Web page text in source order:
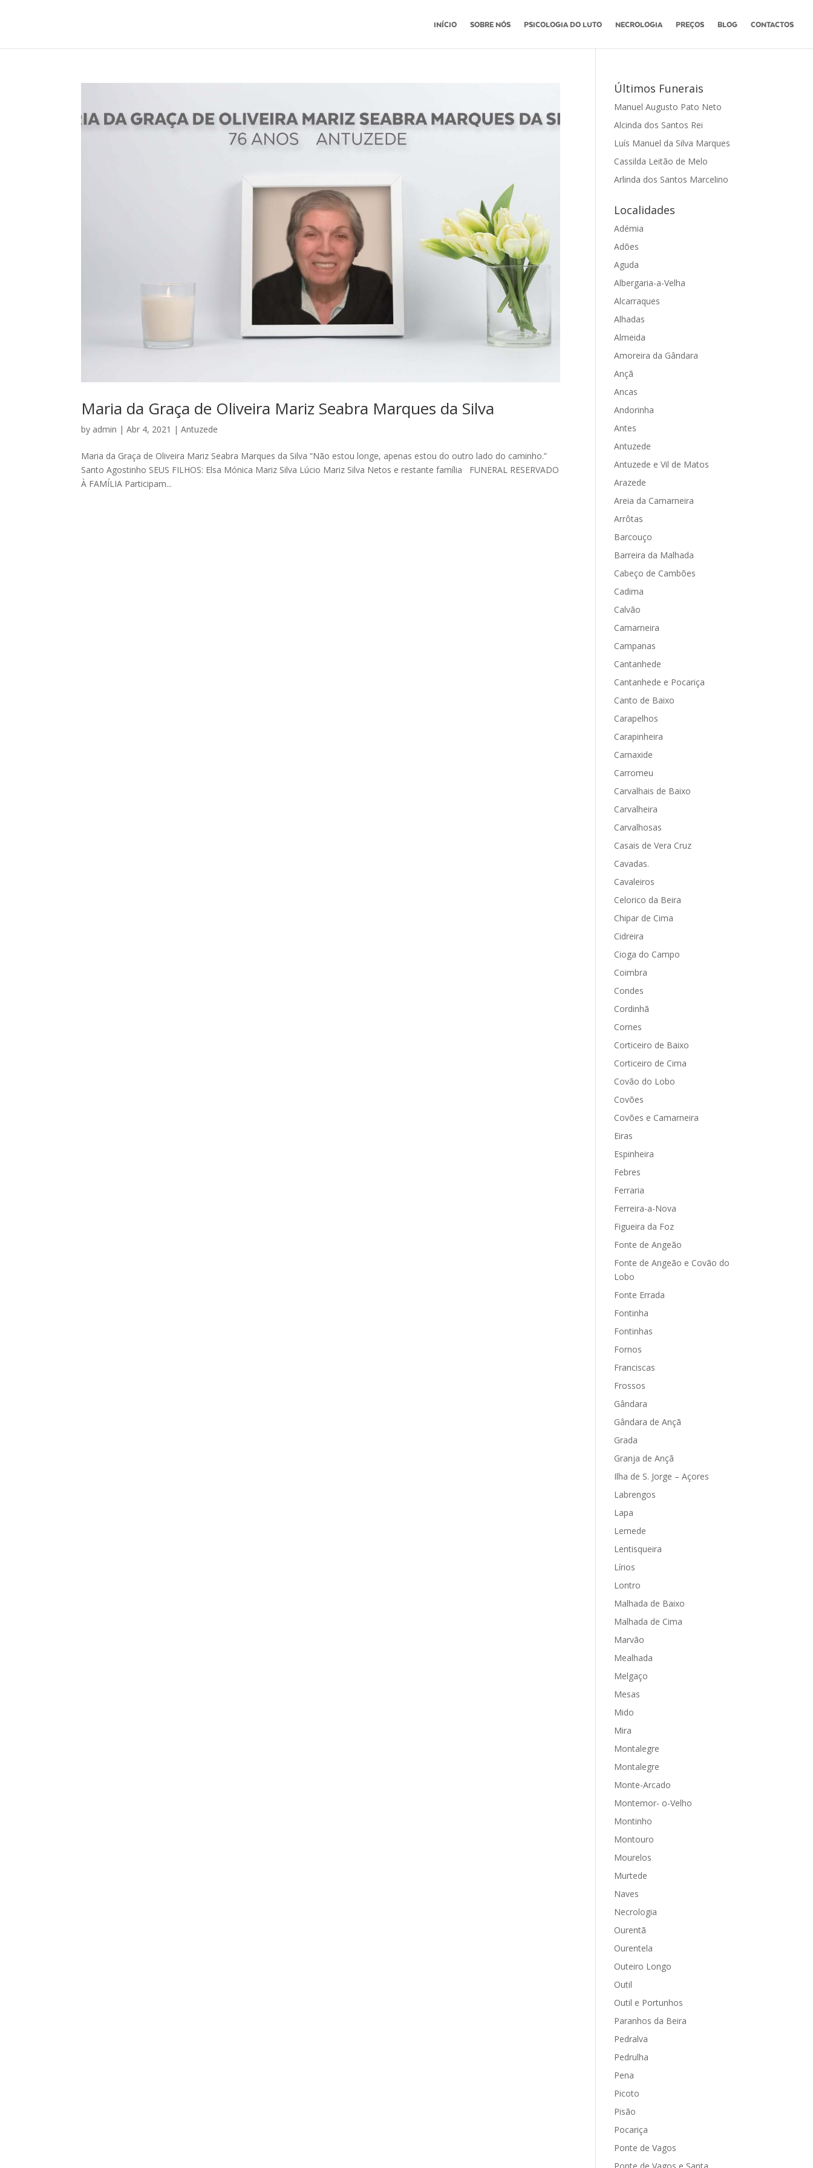
INÍCIO SOBRE NÓS PSICOLOGIA DO LUTO NECROLOGIA PREÇOS BLOG CONTACTOS
Maria da Graça de Oliveira Mariz Seabra Marques da Silva
by admin |Abr 4, 2021 |Antuzede
Maria da Graça de Oliveira Mariz Seabra Marques da Silva “Não estou longe, apenas estou do outro lado do caminho.”
Santo Agostinho SEUS FILHOS: Elsa Mónica Mariz Silva Lúcio Mariz Silva Netos e restante família FUNERAL RESERVADO
À FAMÍLIA Participam...
Últimos Funerais
Manuel Augusto Pato Neto
Alcinda dos Santos Rei
Luís Manuel da Silva Marques
Cassilda Leitão de Melo
Arlinda dos Santos Marcelino
Localidades
Adémia
Adões
Aguda
Albergaria-a-Velha
Alcarraques
Alhadas
Almeida
Amoreira da Gândara
Ançã
Ancas
Andorinha
Antes
Antuzede
Antuzede e Vil de Matos
Arazede
Areia da Camarneira
Arrôtas
Barcouço
Barreira da Malhada
Cabeço de Cambões
Cadima
Calvão
Camarneira
Campanas
Cantanhede
Cantanhede e Pocariça
Canto de Baixo
Carapelhos
Carapinheira
Carnaxide
Carromeu
Carvalhais de Baixo
Carvalheira
Carvalhosas
Casais de Vera Cruz
Cavadas.
Cavaleiros
Celorico da Beira
Chipar de Cima
Cidreira
Cioga do Campo
Coimbra
Condes
Cordinhã
Cornes
Corticeiro de Baixo
Corticeiro de Cima
Covão do Lobo
Covões
Covões e Camarneira
Eiras
Espinheira
Febres
Ferraria
Ferreira-a-Nova
Figueira da Foz
Fonte de Angeão
Fonte de Angeão e Covão do
Lobo
Fonte Errada
Fontinha
Fontinhas
Fornos
Franciscas
Frossos
Gândara
Gândara de Ançã
Grada
Granja de Ançã
Ilha de S. Jorge – Açores
Labrengos
Lapa
Lemede
Lentisqueira
Lírios
Lontro
Malhada de Baixo
Malhada de Cima
Marvão
Mealhada
Melgaço
Mesas
Mido
Mira
Montalegre
Montalegre
Monte-Arcado
Montemor- o-Velho
Montinho
Montouro
Mourelos
Murtede
Naves
Necrologia
Ourentã
Ourentela
Outeiro Longo
Outil
Outil e Portunhos
Paranhos da Beira
Pedralva
Pedrulha
Pena
Picoto
Pisão
Pocariça
Ponte de Vagos